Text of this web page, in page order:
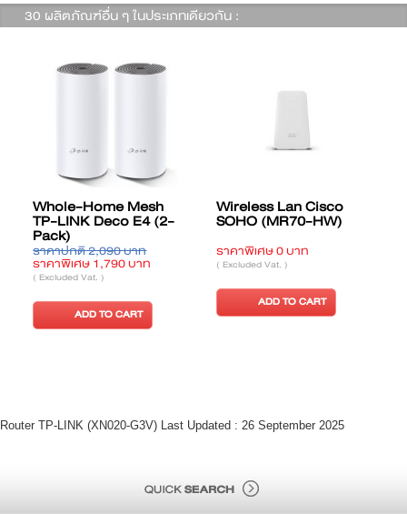
30 ผลิตภัณฑ์อื่น ๆ ในประเภทเดียวกัน :
Whole-Home Mesh
TP-LINK Deco E4 (2-
Pack)
ราคาปกติ 2,090 บาท
ราคาพิเศษ 1,790 บาท
( Excluded Vat. )
ADD TO CART
Wireless Lan Cisco
SOHO (MR70-HW)
ราคาพิเศษ 0 บาท
( Excluded Vat. )
ADD TO CART
Router TP-LINK (XN020-G3V) Last Updated : 26 September 2025